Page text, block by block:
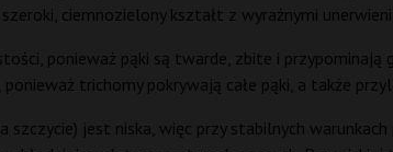
ciemnozielony kształt z wyraźnymi
ponieważ pąki są twarde, zbite i przypominają
trichomy pokrywają całe pąki, a także
jest niska, więc przy stabilnych